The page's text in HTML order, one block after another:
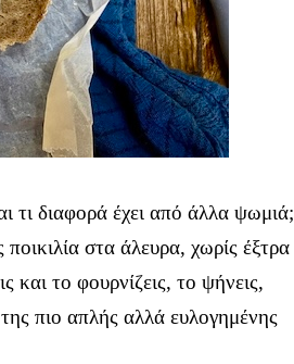
τι διαφορά έχει από άλλα ψωμιά;
στα άλευρα, χωρίς έξτρα
και το φουρνίζεις, το ψήνεις,
πιο απλής αλλά ευλογημένης